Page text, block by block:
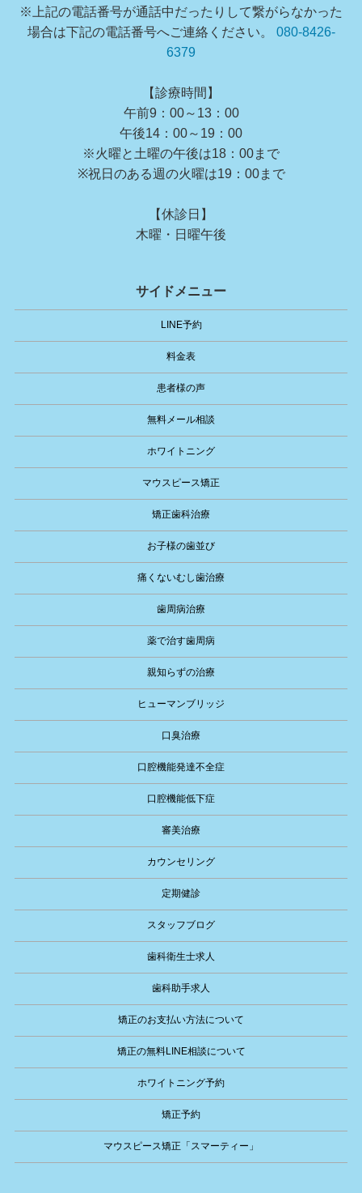
※上記の電話番号が通話中だったりして繋がらなかった
場合は下記の電話番号へご連絡ください。 080-8426-
6379
【診療時間】
午前9：00～13：00
午後14：00～19：00
※火曜と土曜の午後は18：00まで
※祝日のある週の火曜は19：00まで
【休診日】
木曜・日曜午後
サイドメニュー
LINE予約
料金表
患者様の声
無料メール相談
ホワイトニング
マウスピース矯正
矯正歯科治療
お子様の歯並び
痛くないむし歯治療
歯周病治療
薬で治す歯周病
親知らずの治療
ヒューマンブリッジ
口臭治療
口腔機能発達不全症
口腔機能低下症
審美治療
カウンセリング
定期健診
スタッフブログ
歯科衛生士求人
歯科助手求人
矯正のお支払い方法について
矯正の無料LINE相談について
ホワイトニング予約
矯正予約
マウスピース矯正「スマーティー」